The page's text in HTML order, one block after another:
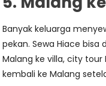
Banyak keluarga
pekan. Sewa Hiace
Malang ke villa, city
kembali ke Malang